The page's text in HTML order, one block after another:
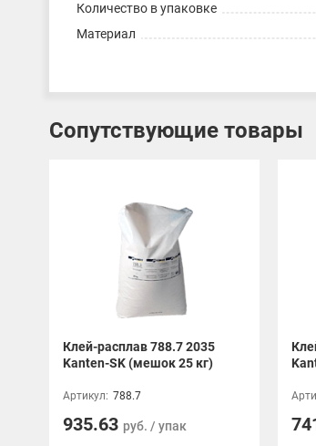
Количество в упаковке
Материал
Сопутствующие товары
Клей-расплав 788.7 2035
Kanten-SK (мешок 25 кг)
Артикул: 788.7
935.63 руб. / упак